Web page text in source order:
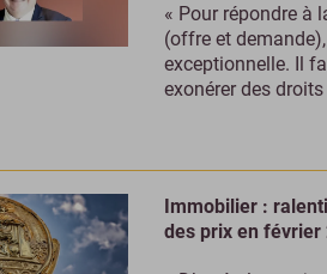
« Pour répondre à
(offre et
exceptionnelle. Il
exonérer des
Immobilier :
des prix en février